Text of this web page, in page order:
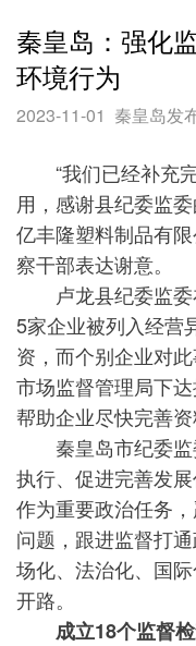
秦皇岛：强化
环境行为
2023-11-01 秦皇岛发
“我们已经补充完
用，感谢县纪委监
亿丰隆塑料制品有
察干部表达谢意。
卢龙县纪委监委
5家企业被列入经营
资，而个别企业对
市场监督管理局下
帮助企业尽快完善资
秦皇岛市纪委监
执行、促进完善发
作为重要政治任务
问题，跟进监督打
场化、法治化、国
开路。
成立18个监督